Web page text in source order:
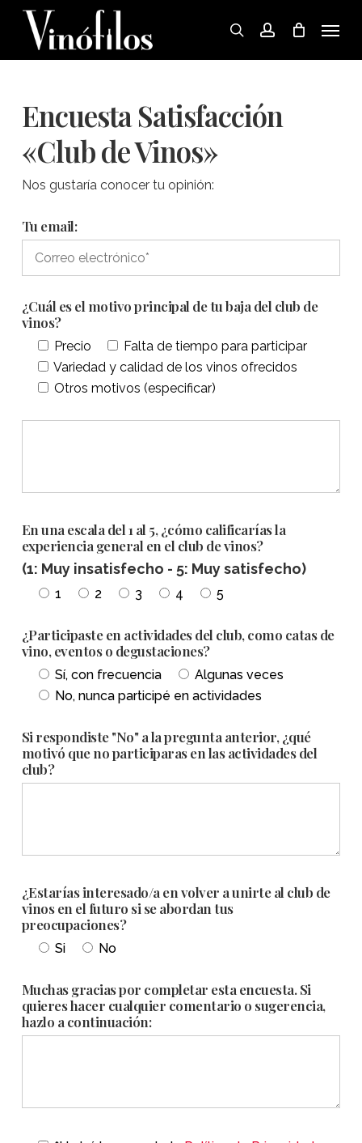
Skip
searchaccount
Encuesta Satisfacción
«Club de Vinos»
Nos gustaría conocer tu opinión:
Tu email:
¿Cuál es el motivo principal de tu baja del club de
vinos?
Precio
Falta de tiempo para participar
Variedad y calidad de los vinos ofrecidos
Otros motivos (especificar)
En una escala del 1 al 5, ¿cómo calificarías la
experiencia general en el club de vinos?
(1: Muy insatisfecho - 5: Muy satisfecho)
1 2 3 4 5
¿Participaste en actividades del club, como catas de
vino, eventos o degustaciones?
Sí, con frecuencia
Algunas veces
No, nunca participé en actividades
Si respondiste "No" a la pregunta anterior, ¿qué
motivó que no participaras en las actividades del
club?
¿Estarías interesado/a en volver a unirte al club de
vinos en el futuro si se abordan tus
preocupaciones?
Si No
Muchas gracias por completar esta encuesta. Si
quieres hacer cualquier comentario o sugerencia,
hazlo a continuación: